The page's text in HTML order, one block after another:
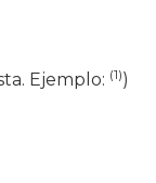
Ejemplo: (1))